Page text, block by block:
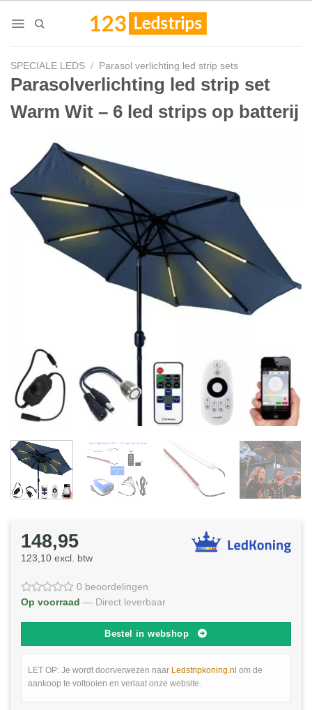
SPECIALE LEDS / Parasol verlichting led strip sets
Parasolverlichting led strip set
Warm Wit – 6 led strips op batterij
148,95
123,10 excl. btw
0 beoordelingen
Op voorraad — Direct leverbaar
Bestel in webshop
LET OP: Je wordt doorverwezen naar Ledstripkoning.nl om de
aankoop te voltooien en verlaat onze website.